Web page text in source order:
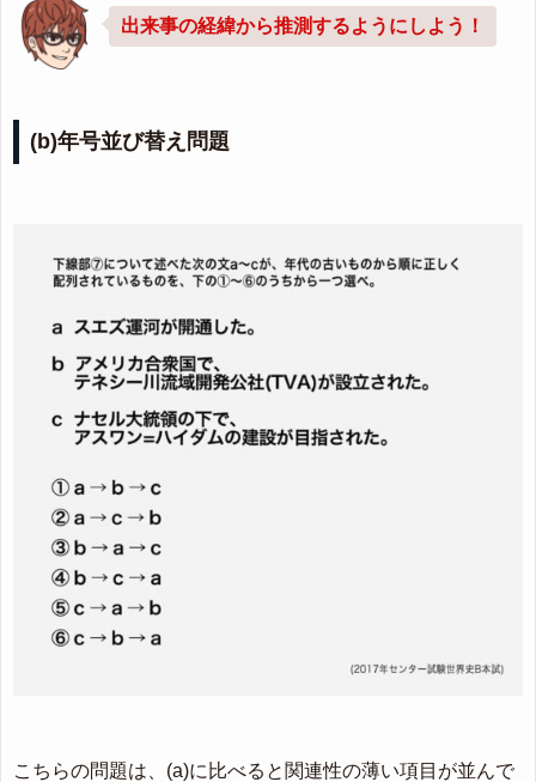
出来事の経緯から推測するようにしよう！
(b)年号並び替え問題
こちらの問題は、(a)に比べると関連性の薄い項目が並んで